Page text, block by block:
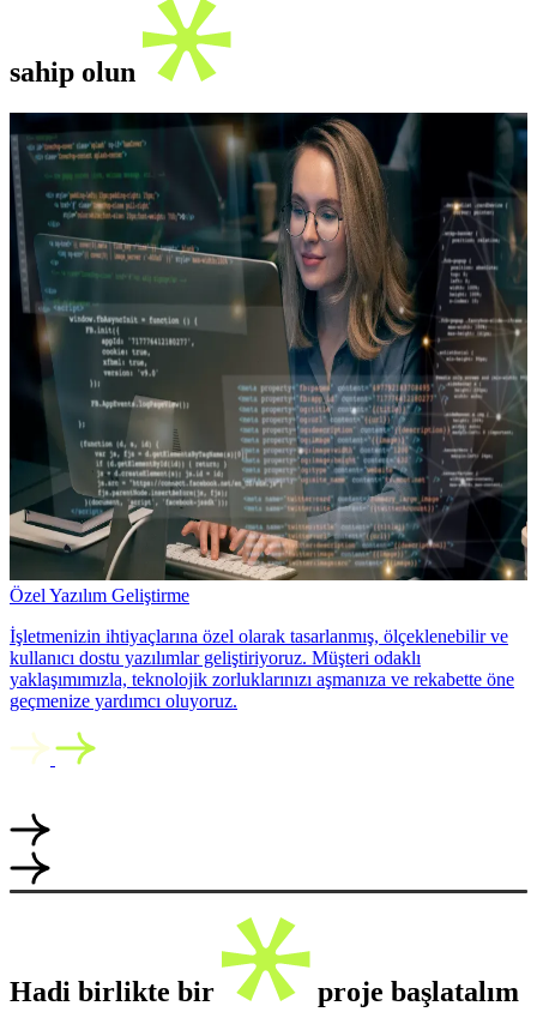
sahip olun
Özel Yazılım Geliştirme
İşletmenizin ihtiyaçlarına özel olarak tasarlanmış, ölçeklenebilir ve
kullanıcı dostu yazılımlar geliştiriyoruz. Müşteri odaklı
yaklaşımımızla, teknolojik zorluklarınızı aşmanıza ve rekabette öne
geçmenize yardımcı oluyoruz.
Hadi birlikte bir proje başlatalım